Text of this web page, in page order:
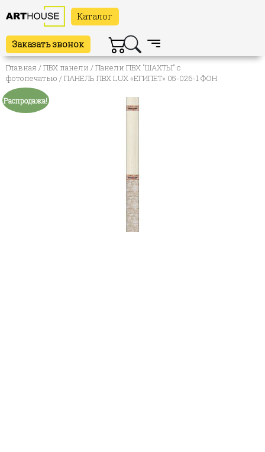
Каталог
Заказать звонок
Главная /ПВХ панели /Панели ПВХ "ШАХТЫ" с
фотопечатью / ПАНЕЛЬ ПВХ LUX «ЕГИПЕТ» 05-026-1 ФОН
Распродажа!